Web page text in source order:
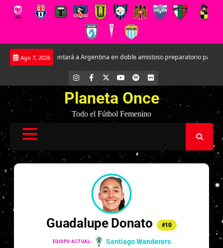
Saltar
Ago 7, 2026
Sub-17 enfrentará a Argentina en doble amistoso preparatorio para el
INSTAGRAM
FACEBOOK YOUTUBE
SPOTIFYFLICKR
Planeta Once
Todo el Fútbol Femenino
Guadalupe Donato #10
EQUIPO ACTUAL: Santiago Wanderers